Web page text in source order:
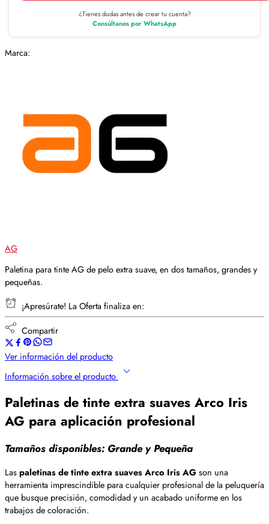
¿Tienes dudas antes de crear tu cuenta?
Consúltanos por WhatsApp
Marca:
AG
Paletina para tinte AG de pelo extra suave, en dos tamaños, grandes y
pequeñas.
¡Apresúrate! La Oferta finaliza en:
Compartir
Ver información del producto
Información sobre el producto
Paletinas de tinte extra suaves Arco Iris
AG para aplicación profesional
Tamaños disponibles: Grande y Pequeña
Laspaletinas de tinte extra suaves Arco Iris AGson una
herramienta imprescindible para cualquier profesional de la peluquería
que busque precisión, comodidad y un acabado uniforme en los
trabajos de coloración.